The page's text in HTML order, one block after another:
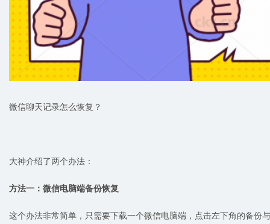
微信聊天记录怎么恢复？
大神介绍了两个办法：
方法一：微信电脑端备份恢复
这个办法非常简单，只需要下载一个微信电脑端，点击左下角的备份